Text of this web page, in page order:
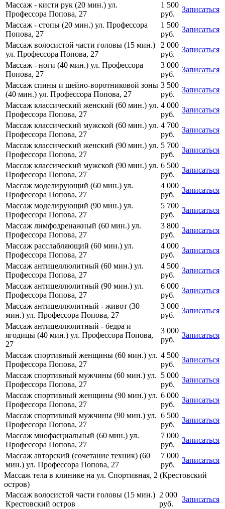
Массаж - кисти рук (20 мин.) ул.
Профессора Попова, 27
1 500
руб.
Записаться
Массаж - стопы (20 мин.) ул. Профессора
Попова, 27
1 500
руб.
Записаться
Массаж волосистой части головы (15 мин.)
ул. Профессора Попова, 27
2 000
руб.
Записаться
Массаж - ноги (40 мин.) ул. Профессора
Попова, 27
3 000
руб.
Записаться
Массаж спины и шейно-воротниковой зоны
(40 мин.) ул. Профессора Попова, 27
3 500
руб.
Записаться
Массаж классический женский (60 мин.) ул.
Профессора Попова, 27
4 000
руб.
Записаться
Массаж классический мужской (60 мин.) ул.
Профессора Попова, 27
4 700
руб.
Записаться
Массаж классический женский (90 мин.) ул.
Профессора Попова, 27
5 700
руб.
Записаться
Массаж классический мужской (90 мин.) ул.
Профессора Попова, 27
6 500
руб.
Записаться
Массаж моделирующий (60 мин.) ул.
Профессора Попова, 27
4 000
руб.
Записаться
Массаж моделирующий (90 мин.) ул.
Профессора Попова, 27
5 700
руб.
Записаться
Массаж лимфодренажный (60 мин.) ул.
Профессора Попова, 27
3 800
руб.
Записаться
Массаж расслабляющий (60 мин.) ул.
Профессора Попова, 27
4 000
руб.
Записаться
Массаж антицеллюлитный (60 мин.) ул.
Профессора Попова, 27
4 500
руб.
Записаться
Массаж антицеллюлитный (90 мин.) ул.
Профессора Попова, 27
6 000
руб.
Записаться
Массаж антицеллюлитный - живот (30
мин.) ул. Профессора Попова, 27
3 000
руб.
Записаться
Массаж антицеллюлитный - бедра и
ягодицы (40 мин.) ул. Профессора Попова,
27
3 000
руб.
Записаться
Массаж спортивный женщины (60 мин.) ул.
Профессора Попова, 27
4 500
руб.
Записаться
Массаж спортивный мужчины (60 мин.) ул.
Профессора Попова, 27
5 000
руб.
Записаться
Массаж спортивный женщины (90 мин.) ул.
Профессора Попова, 27
6 000
руб.
Записаться
Массаж спортивный мужчины (90 мин.) ул.
Профессора Попова, 27
6 500
руб.
Записаться
Массаж миофасциальный (60 мин.) ул.
Профессора Попова, 27
7 000
руб.
Записаться
Массаж авторский (сочетание техник) (60
мин.) ул. Профессора Попова, 27
7 000
руб.
Записаться
Массаж тела в клинике на ул. Спортивная, 2 (Крестовский
остров)
Массаж волосистой части головы (15 мин.)
Крестовский остров
2 000
руб.
Записаться